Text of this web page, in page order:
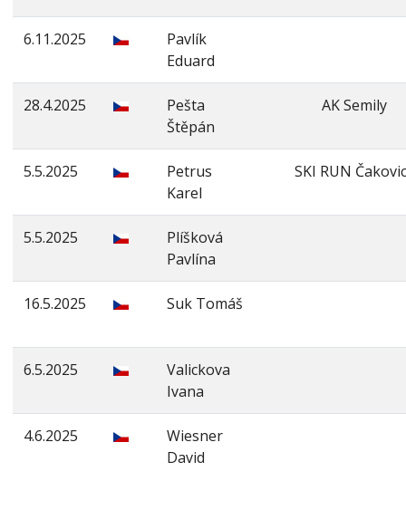
6.11.2025
Pavlík
Eduard
28.4.2025
Pešta
Štěpán
AK Semily
5.5.2025
Petrus
Karel
SKI RUN
5.5.2025
Plíšková
Pavlína
16.5.2025 Suk Tomáš
6.5.2025
Valickova
Ivana
4.6.2025
Wiesner
David